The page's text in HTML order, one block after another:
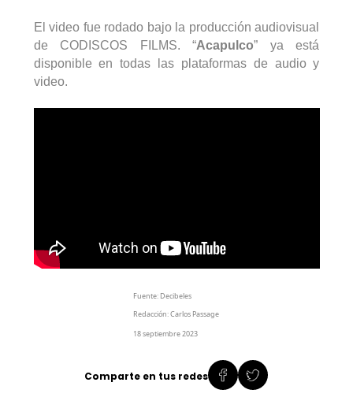
El video fue rodado bajo la producción audiovisual
de CODISCOS FILMS. “Acapulco” ya está
disponible en todas las plataformas de audio y
video.
Fuente: Decibeles
Redacción: Carlos Passage
18 septiembre 2023
Comparte en tus redes